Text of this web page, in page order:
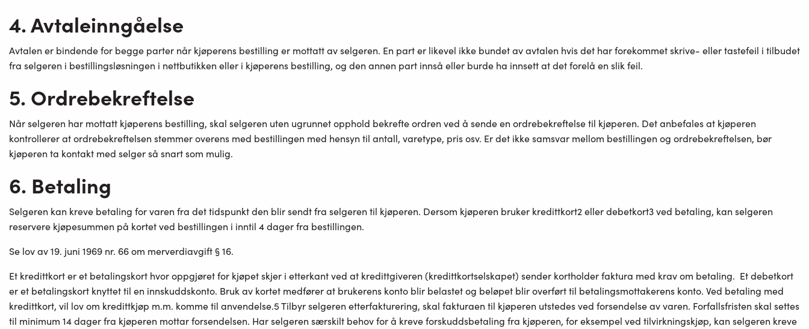
4. Avtaleinngåelse
Avtalen er bindende for begge parter når kjøperens bestilling er mottatt av selgeren. En part er likevel ikke bundet av avtalen hvis det har forekommet skrive- eller tastefeil i tilbudet
fra selgeren i bestillingsløsningen i nettbutikken eller i kjøperens bestilling, og den annen part innså eller burde ha innsett at det forelå en slik feil.
5. Ordrebekreftelse
Når selgeren har mottatt kjøperens bestilling, skal selgeren uten ugrunnet opphold bekrefte ordren ved å sende en ordrebekreftelse til kjøperen. Det anbefales at kjøperen
kontrollerer at ordrebekreftelsen stemmer overens med bestillingen med hensyn til antall, varetype, pris osv. Er det ikke samsvar mellom bestillingen og ordrebekreftelsen, bør
kjøperen ta kontakt med selger så snart som mulig.
6. Betaling
Selgeren kan kreve betaling for varen fra det tidspunkt den blir sendt fra selgeren til kjøperen. Dersom kjøperen bruker kredittkort2 eller debetkort3 ved betaling, kan selgeren
reservere kjøpesummen på kortet ved bestillingen i inntil 4 dager fra bestillingen.
Se lov av 19. juni 1969 nr. 66 om merverdiavgift § 16.
Et kredittkort er et betalingskort hvor oppgjøret for kjøpet skjer i etterkant ved at kredittgiveren (kredittkortselskapet) sender kortholder faktura med krav om betaling. Et debetkort
er et betalingskort knyttet til en innskuddskonto. Bruk av kortet medfører at brukerens konto blir belastet og beløpet blir overført til betalingsmottakerens konto. Ved betaling med
kredittkort, vil lov om kredittkjøp m.m. komme til anvendelse.5 Tilbyr selgeren etterfakturering, skal fakturaen til kjøperen utstedes ved forsendelse av varen. Forfallsfristen skal settes
til minimum 14 dager fra kjøperen mottar forsendelsen. Har selgeren særskilt behov for å kreve forskuddsbetaling fra kjøperen, for eksempel ved tilvirkningskjøp, kan selgeren kreve